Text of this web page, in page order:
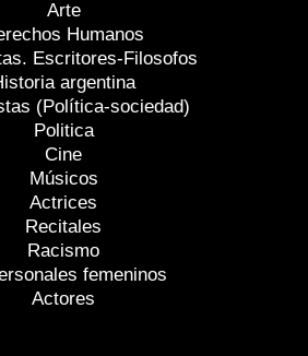
Arte
Humanos
Escritores-Filosofos
argentina
(Política-sociedad)
Politica
Cine
Músicos
Actrices
Recitales
Racismo
femeninos
Actores